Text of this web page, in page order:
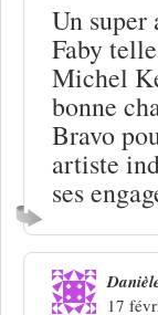
Un
Faby
Michel
bonne
Bravo
artiste
ses
17